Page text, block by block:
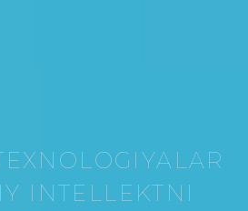
INTELLEKTNI